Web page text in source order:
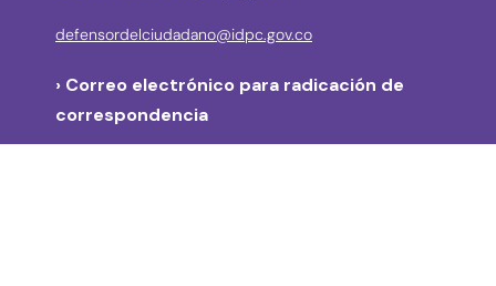
defensordelciudadano@idpc.gov.co
› Correo electrónico para radicación de
correspondencia